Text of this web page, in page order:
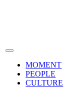
Toggle
NavigationMOMENT
PEOPLE
CULTURE